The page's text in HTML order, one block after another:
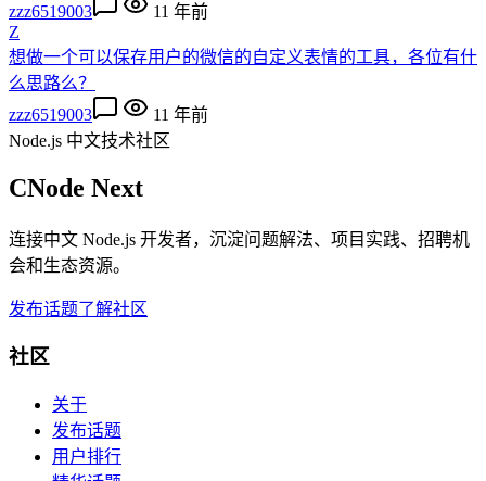
zzz6519003
11 年前
Z
想做一个可以保存用户的微信的自定义表情的工具，各位有什
么思路么？
zzz6519003
11 年前
Node.js 中文技术社区
CNode Next
连接中文 Node.js 开发者，沉淀问题解法、项目实践、招聘机
会和生态资源。
发布话题了解社区
社区
关于
发布话题
用户排行